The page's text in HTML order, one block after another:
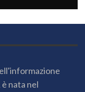
nata nel